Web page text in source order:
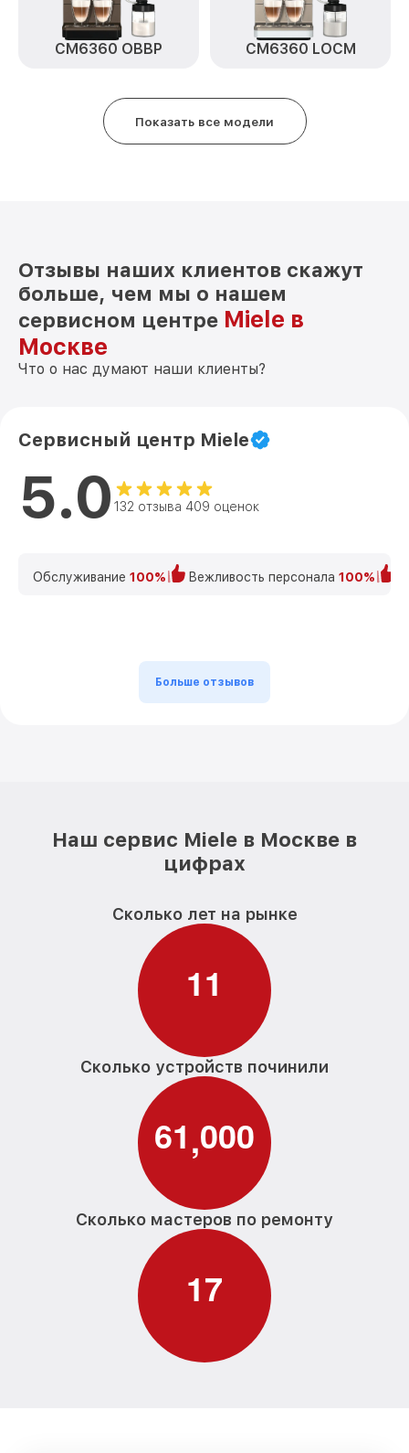
CM6360 OBBP CM6360 LOCM
Показать все модели
Отзывы наших клиентов скажут
больше, чем мы о нашем
сервисном центре Miele в
Москве
Что о нас думают наши клиенты?
Сервисный центр Miele
5.0 132 отзыва 409 оценок
Обслуживание 100% Вежливость персонала 100%
Больше отзывов
Наш сервис Miele в Москве в
цифрах
Сколько лет на рынке
11
Сколько устройств починили
61,000
Сколько мастеров по ремонту
17